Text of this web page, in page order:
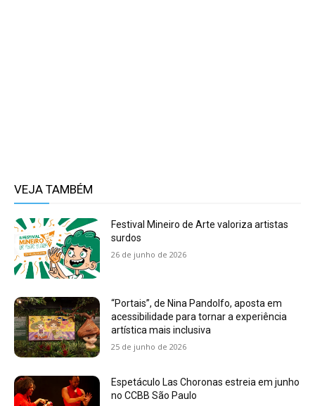
VEJA TAMBÉM
Festival Mineiro de Arte valoriza artistas
surdos
26 de junho de 2026
“Portais”, de Nina Pandolfo, aposta em
acessibilidade para tornar a experiência
artística mais inclusiva
25 de junho de 2026
Espetáculo Las Choronas estreia em junho
no CCBB São Paulo